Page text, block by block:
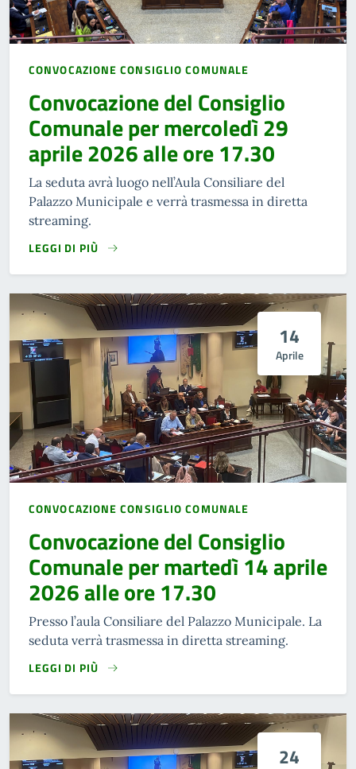
CONVOCAZIONE CONSIGLIO COMUNALE
Convocazione del Consiglio
Comunale per mercoledì 29
aprile 2026 alle ore 17.30
La seduta avrà luogo nell’Aula Consiliare del
Palazzo Municipale e verrà trasmessa in diretta
streaming.
LEGGI DI PIÙ
14
Aprile
CONVOCAZIONE CONSIGLIO COMUNALE
Convocazione del Consiglio
Comunale per martedì 14 aprile
2026 alle ore 17.30
Presso l’aula Consiliare del Palazzo Municipale. La
seduta verrà trasmessa in diretta streaming.
LEGGI DI PIÙ
24